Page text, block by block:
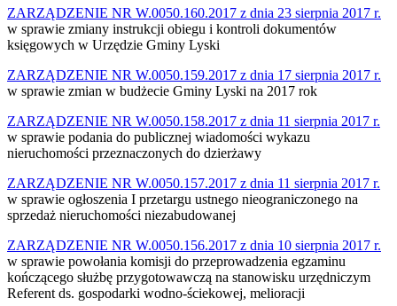
ZARZĄDZENIE NR W.0050.160.2017 z dnia 23 sierpnia 2017 r.
w sprawie zmiany instrukcji obiegu i kontroli dokumentów
księgowych w Urzędzie Gminy Lyski
ZARZĄDZENIE NR W.0050.159.2017 z dnia 17 sierpnia 2017 r.
w sprawie zmian w budżecie Gminy Lyski na 2017 rok
ZARZĄDZENIE NR W.0050.158.2017 z dnia 11 sierpnia 2017 r.
w sprawie podania do publicznej wiadomości wykazu
nieruchomości przeznaczonych do dzierżawy
ZARZĄDZENIE NR W.0050.157.2017 z dnia 11 sierpnia 2017 r.
w sprawie ogłoszenia I przetargu ustnego nieograniczonego na
sprzedaż nieruchomości niezabudowanej
ZARZĄDZENIE NR W.0050.156.2017 z dnia 10 sierpnia 2017 r.
w sprawie powołania komisji do przeprowadzenia egzaminu
kończącego służbę przygotowawczą na stanowisku urzędniczym
Referent ds. gospodarki wodno-ściekowej, melioracji